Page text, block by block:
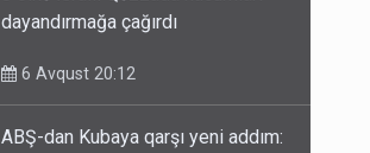
dayandırmağa çağırdı
6 Avqust 20:12
ABŞ-dan Kubaya qarşı yeni addım: